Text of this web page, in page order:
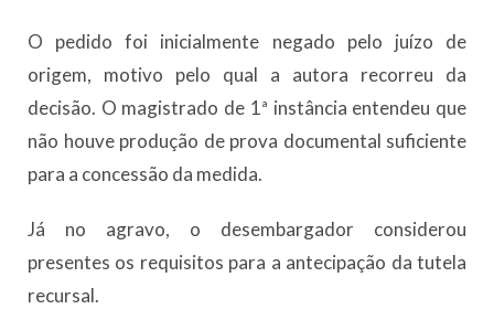
O pedido foi inicialmente negado pelo juízo de
origem, motivo pelo qual a autora recorreu da
decisão. O magistrado de 1ª instância entendeu que
não houve produção de prova documental suficiente
para a concessão da medida.
Já no agravo, o desembargador considerou
presentes os requisitos para a antecipação da tutela
recursal.